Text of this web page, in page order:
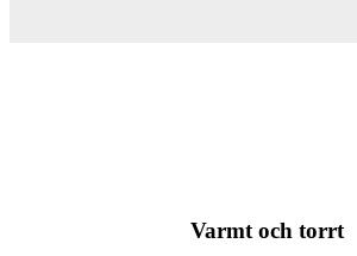
Varmt och torrt